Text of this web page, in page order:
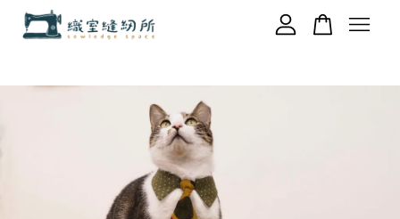
您的購物車目前還是空的。
繼續購物